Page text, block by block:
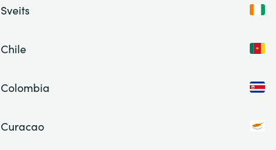
Sveits
Chile
Colombia
Curacao